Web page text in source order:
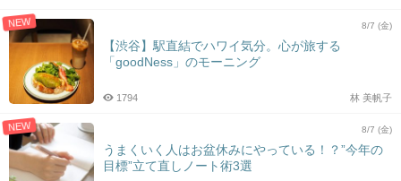
NEW 8/7 (金)
【渋谷】駅直結でハワイ気分。心が旅する
「goodNess」のモーニング
林 美帆子
1794
NEW 8/7 (金)
うまくいく人はお盆休みにやっている！？”今年の
目標”立て直しノート術3選